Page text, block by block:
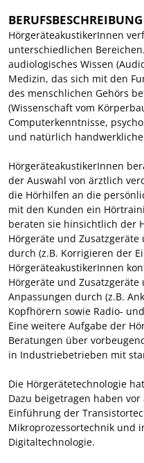
BERUFSBESCHREIBUNG
HörgeräteakustikerInnen
unterschiedlichen
audiologisches Wissen
Medizin, das sich mit den
des menschlichen Gehörs
(Wissenschaft vom
Computerkenntnisse,
und natürlich
HörgeräteakustikerInnen
der Auswahl von ärztlich
die Hörhilfen an die
mit den Kunden ein
beraten sie hinsichtlich der
Hörgeräte und
durch (z.B. Korrigieren der
HörgeräteakustikerInnen
Hörgeräte und
Anpassungen durch (z.B.
Kopfhörern sowie Radio-
Eine weitere Aufgabe der
Beratungen über
in Industriebetrieben mit
Die Hörgerätetechnologie
Dazu beigetragen haben
Einführung der
Mikroprozessortechnik und
Digitaltechnologie.